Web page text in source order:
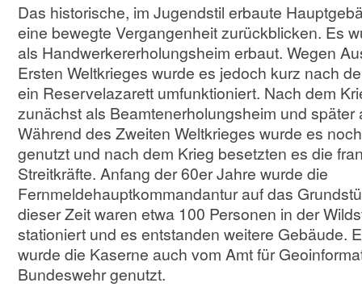
Das historische, im Jugendstil erbaute
eine bewegte Vergangenheit zurückblicken. Es
als Handwerkererholungsheim erbaut. Wegen
Ersten Weltkrieges wurde es jedoch kurz nach
ein Reservelazarett umfunktioniert. Nach dem
zunächst als Beamtenerholungsheim und später
Während des Zweiten Weltkrieges wurde es
genutzt und nach dem Krieg besetzten es die
Streitkräfte. Anfang der 60er Jahre wurde die
Fernmeldehauptkommandantur auf das
dieser Zeit waren etwa 100 Personen in der
stationiert und es entstanden weitere Gebäude.
wurde die Kaserne auch vom Amt für
Bundeswehr genutzt.